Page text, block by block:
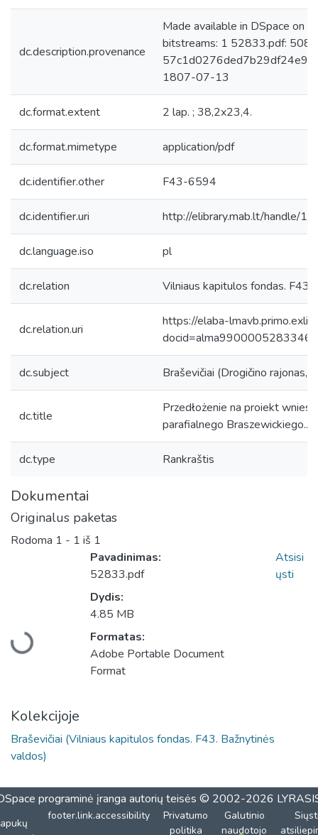
dc.description.provenance
Made available in DSpace on
bitstreams: 1 52833.pdf:
1807-07-13
dc.format.extent 2 lap. ; 38,2x23,4.
dc.format.mimetype application/pdf
dc.identifier.other F43-6594
dc.identifier.uri http://elibrary.mab.lt/handle/1/
dc.language.iso pl
dc.relation Vilniaus kapitulos fondas. F43,
dc.relation.uri
https://elaba-
dc.subject Braševičiai (Drogičino rajonas,
dc.title
Przedłożenie na proiekt
parafialnego Braszewickiego...
dc.type Rankraštis
Dokumentai
Originalus paketas
Rodoma 1 - 1 iš 1
Įkeliama...
Pavadinimas:
52833.pdf
Dydis:
4.85 MB
Formatas:
Adobe Portable Document
Format
Atsisi
ųsti
Kolekcijoje
Braševičiai (Vilniaus kapitulos fondas. F43. Bažnytinės
valdos)
programinė įranga autorių teisės © 2002-2026
footer.link.accessibility
Privatumo
politika
Galutinio
naudotojo